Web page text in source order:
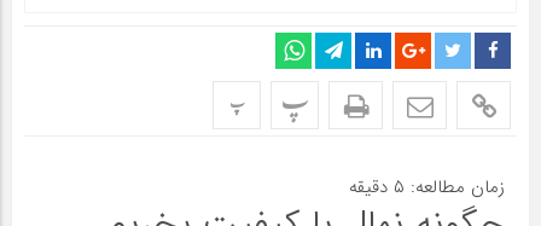
پ پ
زمان مطالعه: ۵ دقیقه